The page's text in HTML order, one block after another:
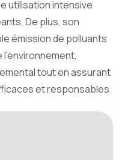
utilisation intensive
De plus, son
émission de polluants
tout en assurant
et responsables.